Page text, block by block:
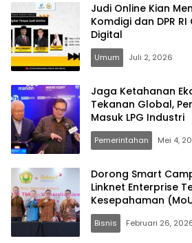
Judi Online Kian
Komdigi dan DPR
Digital
Umum Juli 2, 2026
Jaga Ketahanan
Tekanan Global,
Masuk LPG Industri
Pemerintahan Mei 4,
Dorong Smart
Linknet Enterprise
Kesepahaman
Universitas Jember
Bisnis Februari 26,